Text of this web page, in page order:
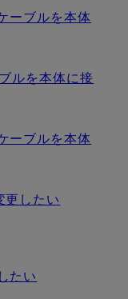
ーブルを本体
ルを本体に接
ーブルを本体
更したい
たい